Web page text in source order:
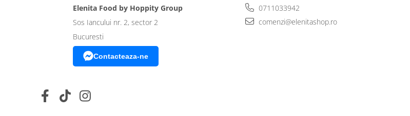
Elenita Food by Hoppity Group
Sos Iancului nr. 2, sector 2
Bucuresti
Contacteaza-ne
0711033942
comenzi@elenitashop.ro